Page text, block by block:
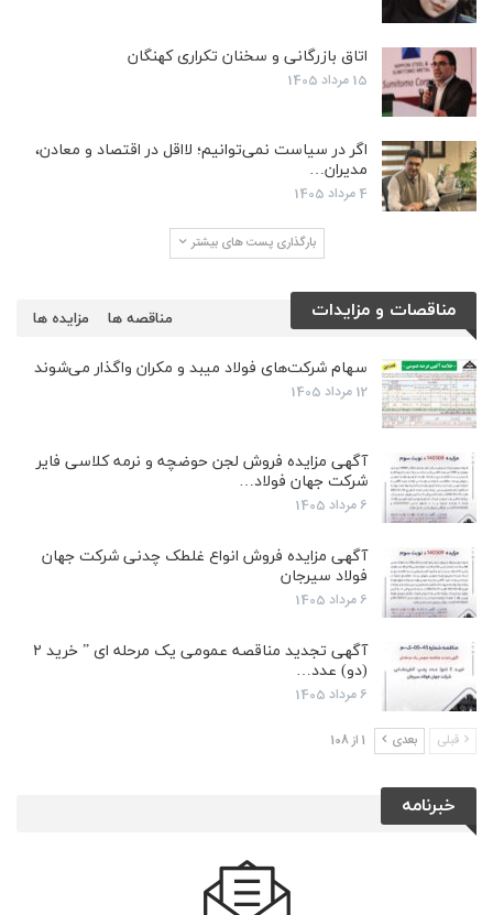
اتاق بازرگانی و سخنان تکراری کهنگان
15 مرداد 1405
اگر در سیاست نمی‌توانیم؛ لااقل در اقتصاد و معادن،
مدیران…
4 مرداد 1405
بارگذاری پست های بیشتر
مناقصات و مزایدات مزایده ها مناقصه ها
سهام شرکت‌های فولاد میبد و مکران واگذار می‌شوند
12 مرداد 1405
آگهی مزایده فروش لجن حوضچه و نرمه کلاسی فایر
شرکت جهان فولاد…
6 مرداد 1405
آگهی مزایده فروش انواع غلطک چدنی شرکت جهان
فولاد سیرجان
6 مرداد 1405
آگهی تجدید مناقصه عمومی یک مرحله ای ” خرید ۲
(دو) عدد…
6 مرداد 1405
قبلی بعدی 1 از 108
خبرنامه